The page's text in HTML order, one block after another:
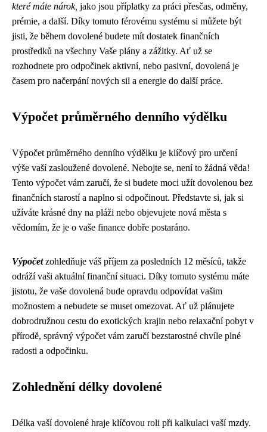
které máte nárok, jako jsou příplatky za práci přesčas, odměny,
prémie, a další. Díky tomuto férovému systému si můžete být
jisti, že během dovolené budete mít dostatek finančních
prostředků na všechny Vaše plány a zážitky. Ať už se
rozhodnete pro odpočinek aktivní, nebo pasivní, dovolená je
časem pro načerpání nových sil a energie do další práce.
Výpočet průměrného denního výdělku
Výpočet průměrného denního výdělku je klíčový pro určení
výše vaší zasloužené dovolené. Nebojte se, není to žádná věda!
Tento výpočet vám zaručí, že si budete moci užít dovolenou bez
finančních starostí a naplno si odpočinout. Představte si, jak si
užíváte krásné dny na pláži nebo objevujete nová města s
vědomím, že je o vaše finance dobře postaráno.
Výpočetzohledňuje váš příjem za posledních 12 měsíců, takže
odráží vaši aktuální finanční situaci. Díky tomuto systému máte
jistotu, že vaše dovolená bude opravdu odpovídat vašim
možnostem a nebudete se muset omezovat. Ať už plánujete
dobrodružnou cestu do exotických krajin nebo relaxační pobyt v
přírodě, správný výpočet vám zaručí bezstarostné chvíle plné
radosti a odpočinku.
Zohlednění délky dovolené
Délka vaší dovolené hraje klíčovou roli při kalkulaci vaší mzdy.